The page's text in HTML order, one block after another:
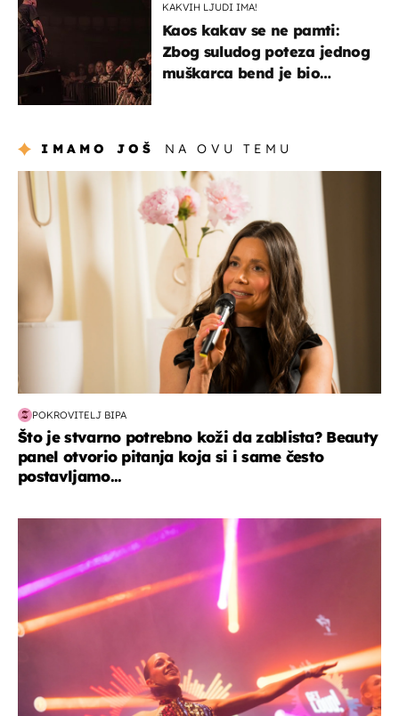
KAKVIH LJUDI IMA!
Kaos kakav se ne pamti:
Zbog suludog poteza jednog
muškarca bend je bio
IMAMO JOŠ NA OVU TEMU
moda & ljepota
POKROVITELJ BIPA
Što je stvarno potrebno koži da zablista? Beauty
panel otvorio pitanja koja si i same često
postavljamo...